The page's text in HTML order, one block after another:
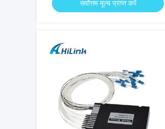
सर्वोत्तम मूल्य प्राप्त करें